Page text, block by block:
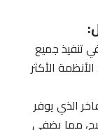
تنفيذ جميع
الأكثر
الذي يوفر
مما يضفي